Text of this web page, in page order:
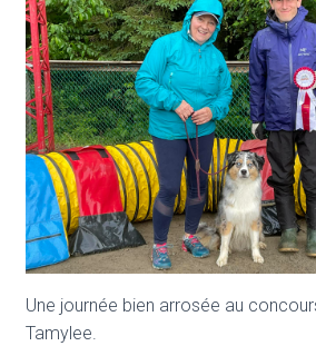
Une journée bien arrosée au
Tamylee.